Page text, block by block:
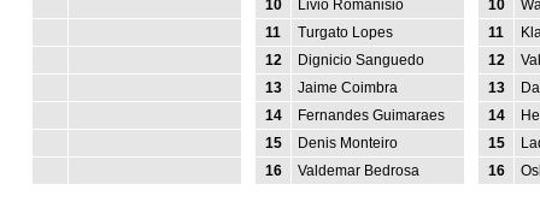
10
Livio Romanisio
11
Turgato Lopes
12
Dignicio Sanguedo
13
Jaime Coimbra
14
Fernandes Guimaraes
15
Denis Monteiro
16
Valdemar Bedrosa
10
11
12
13
14
15
16